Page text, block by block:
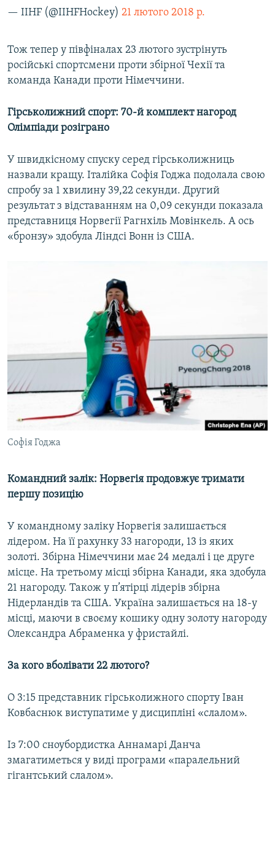
— IIHF (@IIHFHockey) 21 лютого 2018 р.
Тож тепер у півфіналах 23 лютого зустрінуть
російські спортсмени проти збірної Чехії та
команда Канади проти Німеччини.
Гірськолижний спорт: 70-й комплект нагород
Олімпіади розіграно
У швидкісному спуску серед гірськолижниць
назвали кращу. Італійка Софія Годжа подолала свою
спробу за 1 хвилину 39,22 секунди. Другий
результат з відставанням на 0,09 секунди показала
представниця Норвегії Рагнхіль Мовінкель. А ось
«бронзу» здобула Ліндсі Вонн із США.
Cофія Годжа
Командний залік: Норвегія продовжує тримати
першу позицію
У командному заліку Норвегія залишається
лідером. На її рахунку 33 нагороди, 13 із яких
золоті. Збірна Німеччини має 24 медалі і це друге
місце. На третьому місці збірна Канади, яка здобула
21 нагороду. Також у п’ятірці лідерів збірна
Нідерландів та США. Україна залишається на 18-у
місці, маючи в своєму кошику одну золоту нагороду
Олександра Абраменка у фристайлі.
За кого вболівати 22 лютого?
О 3:15 представник гірськолижного спорту Іван
Ковбаснюк виступатиме у дисципліні «слалом».
Із 7:00 сноубордистка Аннамарі Данча
змагатиметься у виді програми «паралельний
гігантський слалом».